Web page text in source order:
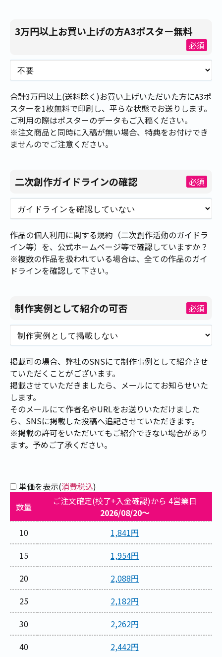
3万円以上お買い上げの方A3ポスター無料
必須
合計3万円以上(送料除く)お買い上げいただいた方にA3ポ
スターを1枚無料で印刷し、平らな状態でお送りします。
ご利用の際はポスターのデータもご入稿ください。
※注文商品と同時に入稿が無い場合、特典をお付けでき
ませんのでご注意ください。
二次創作ガイドラインの確認 必須
作品の個人利用に関する規約（二次創作活動のガイドラ
イン等）を、公式ホームページ等で確認していますか？
※複数の作品を扱われている場合は、全ての作品のガイ
ドラインを確認して下さい。
制作実例として紹介の可否 必須
掲載可の場合、弊社のSNSにて制作事例として紹介させ
ていただくことがございます。
掲載させていただきましたら、メールにてお知らせいた
します。
そのメールにて作者名やURLをお送りいただけました
ら、SNSに掲載した投稿へ追記させていただきます。
※掲載の許可をいただいてもご紹介できない場合があり
ます。予めご了承ください。
単価を表示(消費税込)
数量
ご注文確定(校了+入金確認)から 4営業日
2026/08/20～
10
1,841円
15
1,954円
20
2,088円
25
2,182円
30
2,262円
40
2,442円